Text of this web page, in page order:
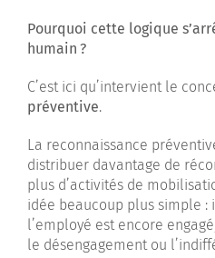
Pourquoi cette logique
humain ?
C’est ici qu’intervient le
préventive.
La reconnaissance
distribuer davantage de
plus d’activités de
idée beaucoup plus simple
l’employé est encore
le désengagement ou